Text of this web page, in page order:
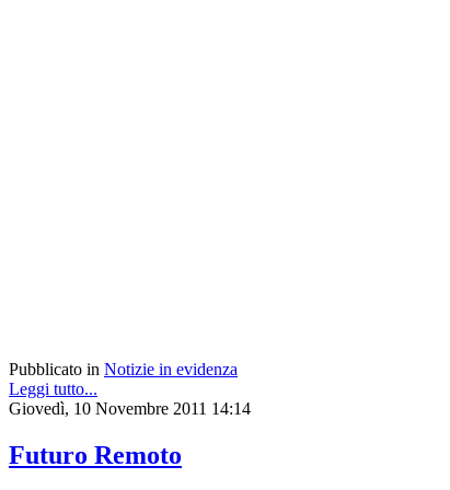
Pubblicato in Notizie in evidenza
Leggi tutto...
Giovedì, 10 Novembre 2011 14:14
Futuro Remoto